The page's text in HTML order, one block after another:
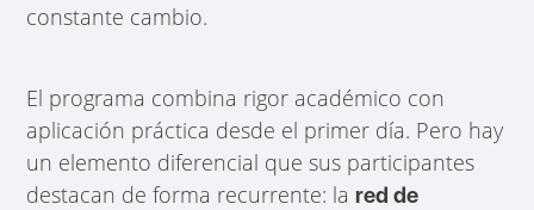
constante cambio.
El programa combina rigor académico con
aplicación práctica desde el primer día. Pero hay
un elemento diferencial que sus participantes
destacan de forma recurrente: lared de